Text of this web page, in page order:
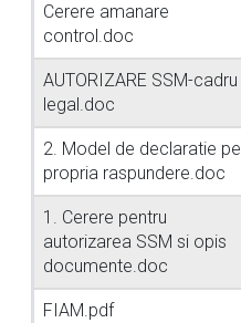
Cerere amanare
control.doc
AUTORIZARE SSM-cadru
legal.doc
2. Model de declaratie pe
propria raspundere.doc
1. Cerere pentru
autorizarea SSM si opis
documente.doc
FIAM.pdf